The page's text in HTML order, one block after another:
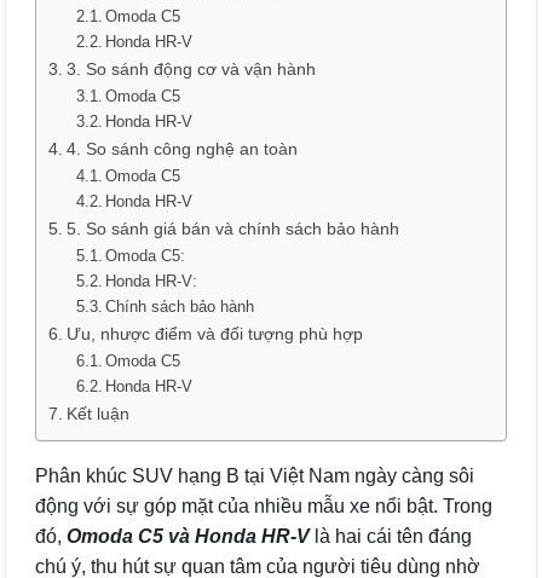
Omoda C5
Honda HR-V
3. So sánh động cơ và vận hành
Omoda C5
Honda HR-V
4. So sánh công nghệ an toàn
Omoda C5
Honda HR-V
5. So sánh giá bán và chính sách bảo hành
Omoda C5:
Honda HR-V:
Chính sách bảo hành
Ưu, nhược điểm và đối tượng phù hợp
Omoda C5
Honda HR-V
Kết luận
Phân khúc SUV hạng B tại Việt Nam ngày càng sôi
động với sự góp mặt của nhiều mẫu xe nổi bật. Trong
đó, Omoda C5 và Honda HR-Vlà hai cái tên đáng
chú ý, thu hút sự quan tâm của người tiêu dùng nhờ